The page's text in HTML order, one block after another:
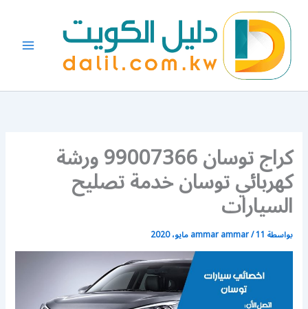
المحتوى
كراج توسان 99007366 ورشة
كهربائي توسان خدمة تصليح
السيارات
بواسطة ammar ammar/11 مايو، 2020